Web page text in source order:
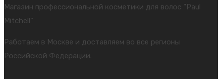
Магазин профессиональной косметики для волос “Paul
Mitchell”
Работаем в Москве и доставляем во все регионы
Российской Федерации.